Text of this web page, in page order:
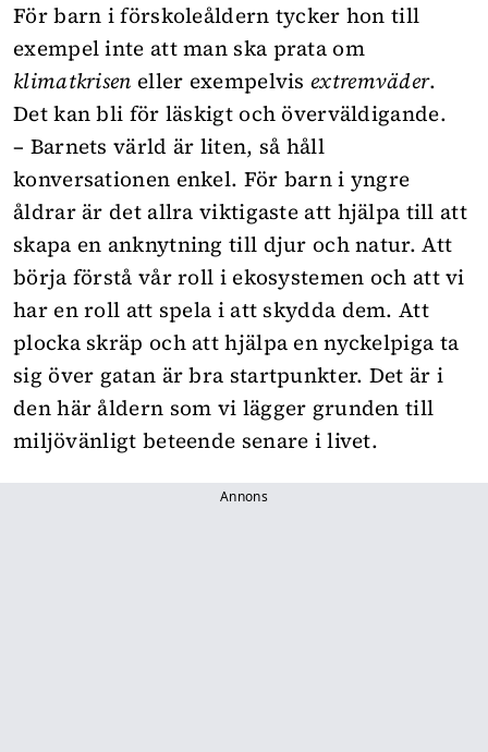
För barn i förskoleåldern tycker hon till
exempel inte att man ska prata om
klimatkrisen eller exempelvisextremväder.
Det kan bli för läskigt och överväldigande.
– Barnets värld är liten, så håll
konversationen enkel. För barn i yngre
åldrar är det allra viktigaste att hjälpa till att
skapa en anknytning till djur och natur. Att
börja förstå vår roll i ekosystemen och att vi
har en roll att spela i att skydda dem. Att
plocka skräp och att hjälpa en nyckelpiga ta
sig över gatan är bra startpunkter. Det är i
den här åldern som vi lägger grunden till
miljövänligt beteende senare i livet.
Annons